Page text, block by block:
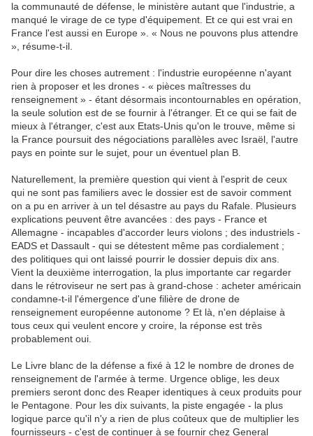
la communauté de défense, le ministère autant que l'industrie, a
manqué le virage de ce type d'équipement. Et ce qui est vrai en
France l'est aussi en Europe ». « Nous ne pouvons plus attendre
», résume-t-il.
Pour dire les choses autrement : l'industrie européenne n'ayant
rien à proposer et les drones - « pièces maîtresses du
renseignement » - étant désormais incontournables en opération,
la seule solution est de se fournir à l'étranger. Et ce qui se fait de
mieux à l'étranger, c'est aux Etats-Unis qu'on le trouve, même si
la France poursuit des négociations parallèles avec Israël, l'autre
pays en pointe sur le sujet, pour un éventuel plan B.
Naturellement, la première question qui vient à l'esprit de ceux
qui ne sont pas familiers avec le dossier est de savoir comment
on a pu en arriver à un tel désastre au pays du Rafale. Plusieurs
explications peuvent être avancées : des pays - France et
Allemagne - incapables d'accorder leurs violons ; des industriels -
EADS et Dassault - qui se détestent même pas cordialement ;
des politiques qui ont laissé pourrir le dossier depuis dix ans.
Vient la deuxième interrogation, la plus importante car regarder
dans le rétroviseur ne sert pas à grand-chose : acheter américain
condamne-t-il l'émergence d'une filière de drone de
renseignement européenne autonome ? Et là, n'en déplaise à
tous ceux qui veulent encore y croire, la réponse est très
probablement oui.
Le Livre blanc de la défense a fixé à 12 le nombre de drones de
renseignement de l'armée à terme. Urgence oblige, les deux
premiers seront donc des Reaper identiques à ceux produits pour
le Pentagone. Pour les dix suivants, la piste engagée - la plus
logique parce qu'il n'y a rien de plus coûteux que de multiplier les
fournisseurs - c'est de continuer à se fournir chez General